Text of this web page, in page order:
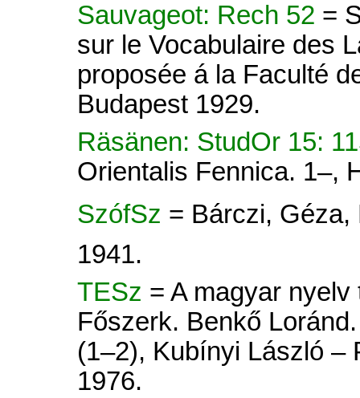
Sauvageot: Rech 52 =
sur le Vocabulaire des
proposée á la Faculté
Budapest 1929.
Räsänen: StudOr 15:
Orientalis Fennica. 1–,
SzófSz = Bárczi, Géza,
1941.
TESz = A magyar
Főszerk. Benkő
(1–2), Kubínyi László –
1976.